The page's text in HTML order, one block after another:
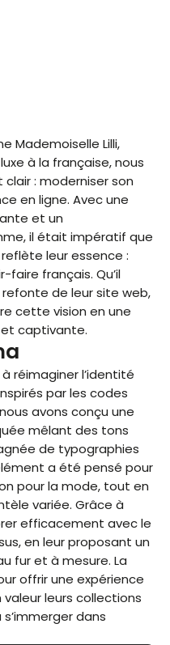
Mademoiselle Lilli,
à la française, nous
: moderniser son
en ligne. Avec une
et un
il était impératif que
leur essence :
faire français. Qu’il
refonte de leur site web,
cette vision en une
captivante.
réimaginer l’identité
par les codes
avons conçu une
mêlant des tons
de typographies
a été pensé pour
pour la mode, tout en
variée. Grâce à
efficacement avec le
en leur proposant un
fur et à mesure. La
offrir une expérience
leurs collections
dans